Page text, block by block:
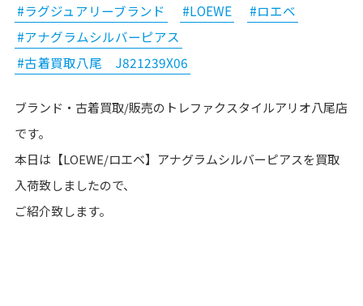
#ラグジュアリーブランド #LOEWE
#ロエベ
#アナグラムシルバーピアス
#古着買取八尾 J821239X06
ブランド・古着買取/販売のトレファクスタイルアリオ八尾店
です。
本日は【LOEWE/ロエベ】アナグラムシルバーピアスを買取
入荷致しましたので、
ご紹介致します。